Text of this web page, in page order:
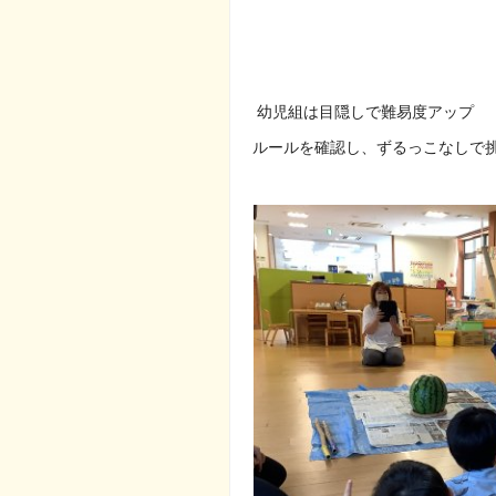
幼児組は目隠しで難易度アップ
ルールを確認し、ずるっこなしで